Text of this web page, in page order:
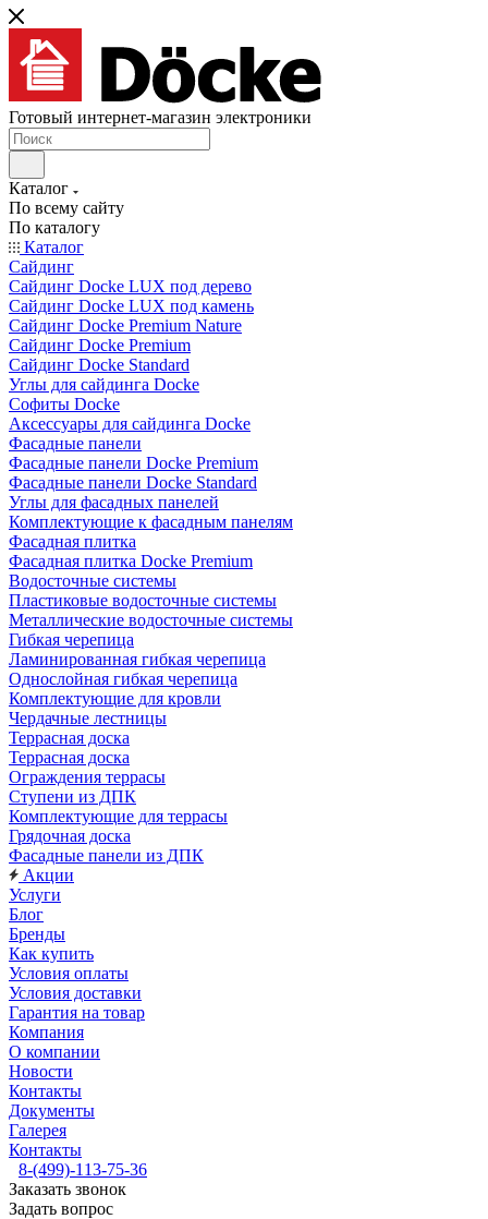
Готовый интернет-магазин электроники
Каталог
По всему сайту
По каталогу
Каталог
Сайдинг
Сайдинг Docke LUX под дерево
Сайдинг Docke LUX под камень
Сайдинг Docke Premium Nature
Сайдинг Docke Premium
Сайдинг Docke Standard
Углы для сайдинга Docke
Софиты Docke
Аксессуары для сайдинга Docke
Фасадные панели
Фасадные панели Docke Premium
Фасадные панели Docke Standard
Углы для фасадных панелей
Комплектующие к фасадным панелям
Фасадная плитка
Фасадная плитка Docke Premium
Водосточные системы
Пластиковые водосточные системы
Металлические водосточные системы
Гибкая черепица
Ламинированная гибкая черепица
Однослойная гибкая черепица
Комплектующие для кровли
Чердачные лестницы
Террасная доска
Террасная доска
Ограждения террасы
Ступени из ДПК
Комплектующие для террасы
Грядочная доска
Фасадные панели из ДПК
Акции
Услуги
Блог
Бренды
Как купить
Условия оплаты
Условия доставки
Гарантия на товар
Компания
О компании
Новости
Контакты
Документы
Галерея
Контакты
8-(499)-113-75-36
Заказать звонок
Задать вопрос